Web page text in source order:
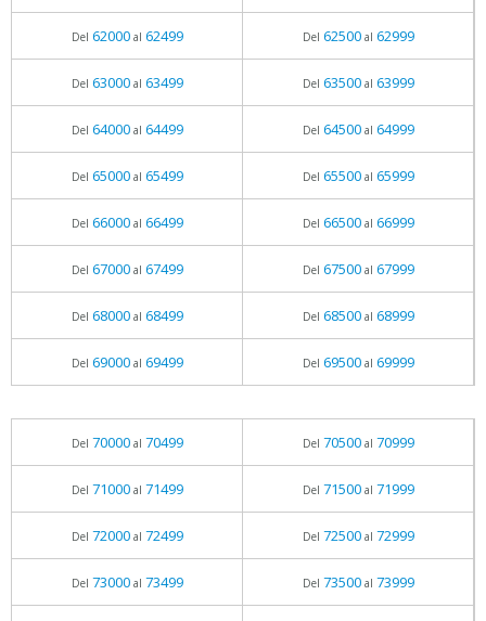
Del 62000al 62499 Del 62500al 62999
Del 63000al 63499 Del 63500al 63999
Del 64000al 64499 Del 64500al 64999
Del 65000al 65499 Del 65500al 65999
Del 66000al 66499 Del 66500al 66999
Del 67000al 67499 Del 67500al 67999
Del 68000al 68499 Del 68500al 68999
Del 69000al 69499 Del 69500al 69999
Del 70000al 70499 Del 70500al 70999
Del 71000al 71499 Del 71500al 71999
Del 72000al 72499 Del 72500al 72999
Del 73000al 73499 Del 73500al 73999